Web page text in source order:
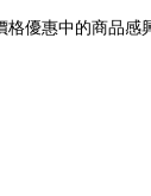
優惠中的商品感